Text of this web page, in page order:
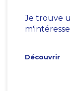
Je trouve
m'intéresse
Découvrir